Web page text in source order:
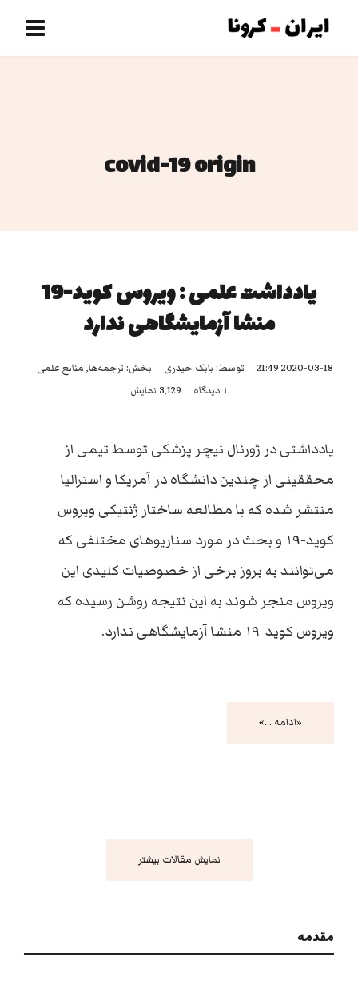
covid-19 origin
یادداشت علمی : ویروس کوید-19
منشا آزمایشگاهی ندارد
2020-03-18 21:49 توسط: بابک حیدری بخش: ترجمه‌ها, منابع علمی
۱ دیدگاه
3,129 نمایش
یادداشتی در ژورنال نیچر پزشکی توسط تیمی از
محققینی از چندین دانشگاه در آمریکا و استرالیا
منتشر شده که با مطالعه ساختار ژنتیکی ویروس
کوید-۱۹ و بحث در مورد سناریوهای مختلفی که
می‌توانند به بروز برخی از خصوصیات کلیدی این
ویروس منجر شوند به این نتیجه روشن رسیده که
ویروس کوید-۱۹ منشا آزمایشگاهی ندارد.
«ادامه …»
نمایش مقالات بیشتر
مقدمه